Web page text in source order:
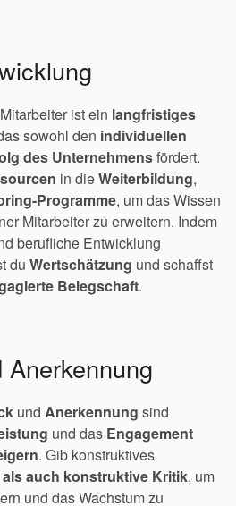
ist ein langfristiges
sowohl den individuellen
des Unternehmensfördert.
in dieWeiterbildung,
Programme, um das Wissen
Mitarbeiter zu erweitern. Indem
berufliche Entwicklung
du Wertschätzung und schaffst
Belegschaft.
und Anerkennung sind
und das Engagement
. Gib konstruktives
auch konstruktive Kritik, um
und das Wachstum zu